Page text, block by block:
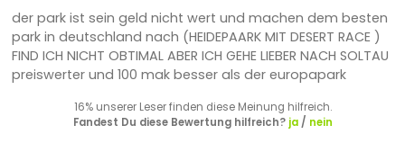
der park ist sein geld nicht wert und machen dem besten
park in deutschland nach (HEIDEPAARK MIT DESERT RACE )
FIND ICH NICHT OBTIMAL ABER ICH GEHE LIEBER NACH SOLTAU
preiswerter und 100 mak besser als der europapark
16% unserer Leser finden diese Meinung hilfreich.
Fandest Du diese Bewertung hilfreich? ja/ nein